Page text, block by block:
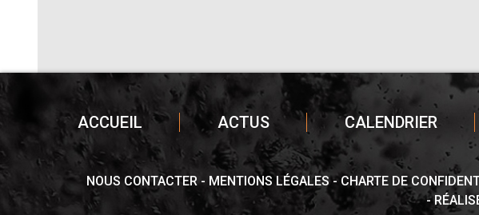
ACCUEIL ACTUS CALENDRIER
NOUS CONTACTER MENTIONS LÉGALES CHARTE DE